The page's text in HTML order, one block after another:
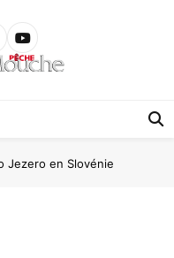
Jezero en Slovénie